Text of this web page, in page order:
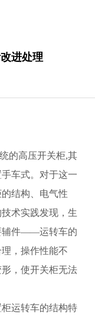
进处理
的高压开关柜,其
车式。对于这一
结构、电气性
术实践发现，生
辅件——运转车的
，操作性能不
，使开关柜无法
运转车的结构特